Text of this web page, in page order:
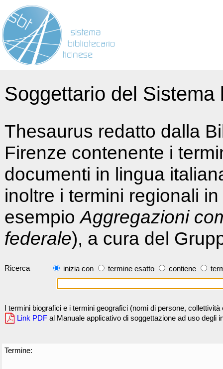
Soggettario del
Thesaurus redatto dalla
Firenze contenente i
documenti in lingua
inoltre i termini regionali
esempioAggregazioni
federale), a cura del
Ricerca inizia con termine esatto contiene
I termini biografici e i termini geografici (nomi di persone,
Link PDF al Manuale applicativo di soggettazione ad uso degli
Termine: